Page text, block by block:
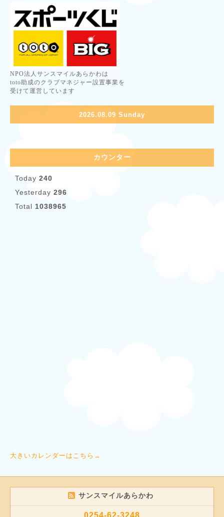
NPO法人サンスマイルあらかわは
toto助成のクラブマネジャー設置事業を
受けて運営しています
2026.08.09 Sunday
カウンター
Today 240
Yesterday 296
Total 1038965
大きいカレンダーはこちら→
サンスマイルあらかわ